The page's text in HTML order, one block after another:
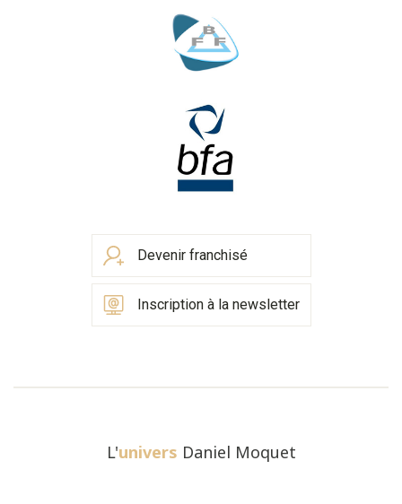
Devenir franchisé
Inscription à la newsletter
L'univers Daniel Moquet